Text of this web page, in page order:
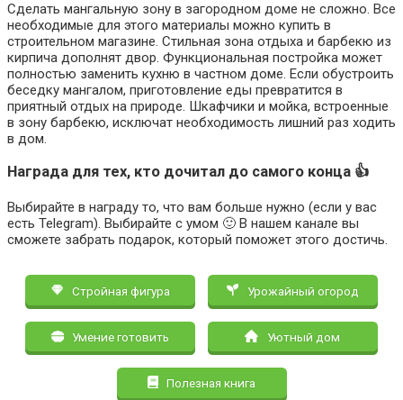
Сделать мангальную зону в загородном доме не сложно. Все
необходимые для этого материалы можно купить в
строительном магазине. Стильная зона отдыха и барбекю из
кирпича дополнят двор. Функциональная постройка может
полностью заменить кухню в частном доме. Если обустроить
беседку мангалом, приготовление еды превратится в
приятный отдых на природе. Шкафчики и мойка, встроенные
в зону барбекю, исключат необходимость лишний раз ходить
в дом.
Награда для тех, кто дочитал до самого конца 👍
Выбирайте в награду то, что вам больше нужно (если у вас
есть Telegram). Выбирайте с умом 🙂 В нашем канале вы
сможете забрать подарок, который поможет этого достичь.
Стройная фигура Урожайный огород
Умение готовить Уютный дом
Полезная книга